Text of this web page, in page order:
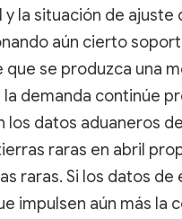
la situación de
aún cierto
que se produzca una
demanda continúe
los datos aduaneros
raras en abril
raras. Si los datos
impulsen aún más la